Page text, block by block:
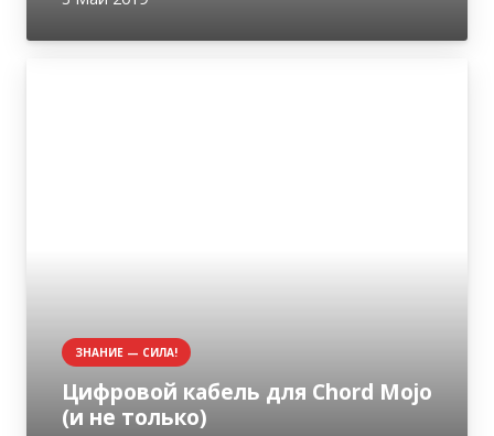
ЗНАНИЕ — СИЛА!
Цифровой кабель для Chord Mojo
(и не только)